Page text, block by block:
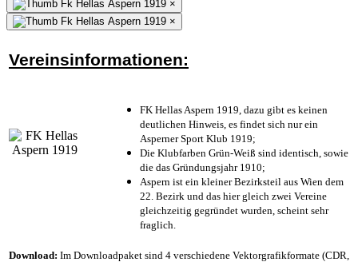
×
×
Vereinsinformationen:
FK Hellas Aspern 1919, dazu gibt es keinen
deutlichen Hinweis, es findet sich nur ein
Asperner Sport Klub 1919;
Die Klubfarben Grün-Weiß sind identisch, sowie
die das Gründungsjahr 1910;
Aspern ist ein kleiner Bezirksteil aus Wien dem
22. Bezirk und das hier gleich zwei Vereine
gleichzeitig gegründet wurden, scheint sehr
fraglich.
Download: Im Downloadpaket sind 4 verschiedene Vektorgrafikformate (CDR,